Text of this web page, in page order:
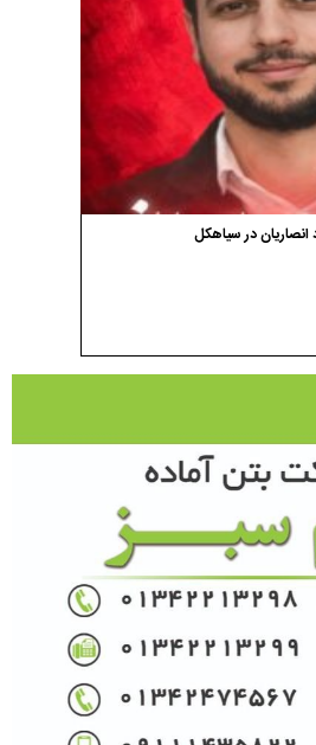
در سیاهکل